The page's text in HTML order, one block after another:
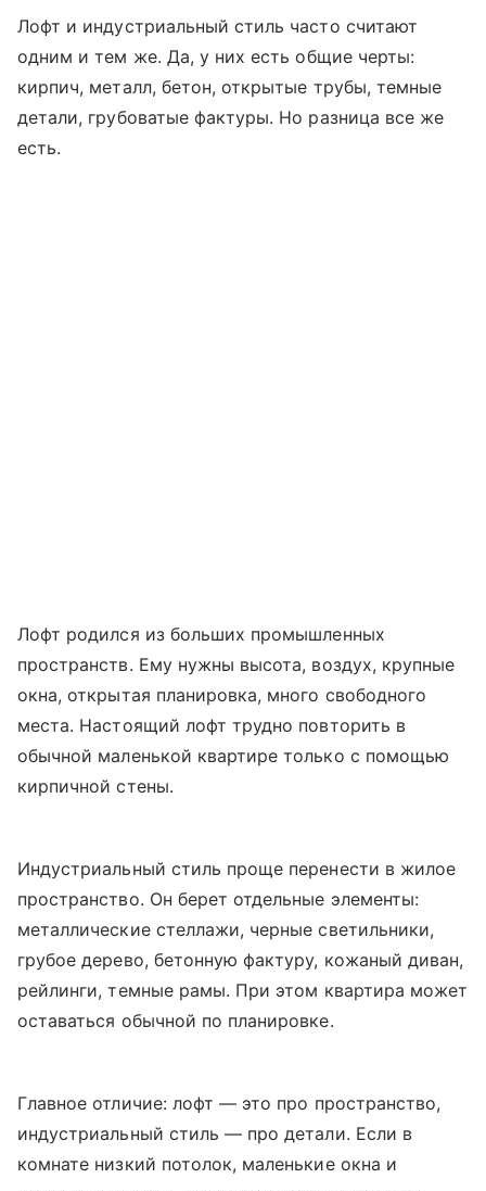
Лофт и индустриальный стиль часто считают
одним и тем же. Да, у них есть общие черты:
кирпич, металл, бетон, открытые трубы, темные
детали, грубоватые фактуры. Но разница все же
есть.
Лофт родился из больших промышленных
пространств. Ему нужны высота, воздух, крупные
окна, открытая планировка, много свободного
места. Настоящий лофт трудно повторить в
обычной маленькой квартире только с помощью
кирпичной стены.
Индустриальный стиль проще перенести в жилое
пространство. Он берет отдельные элементы:
металлические стеллажи, черные светильники,
грубое дерево, бетонную фактуру, кожаный диван,
рейлинги, темные рамы. При этом квартира может
оставаться обычной по планировке.
Главное отличие: лофт — это про пространство,
индустриальный стиль — про детали. Если в
комнате низкий потолок, маленькие окна и